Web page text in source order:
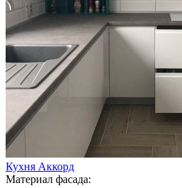
Кухня Аккорд
Материал фасада: